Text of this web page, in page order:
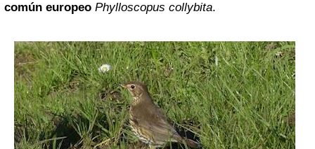
común europeo Phylloscopus collybita.